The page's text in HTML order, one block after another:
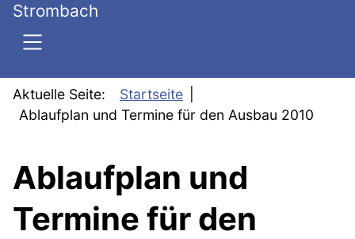
Strombach
Aktuelle Seite:
Startseite
Ablaufplan und Termine für den Ausbau 2010
Ablaufplan und
Termine für den